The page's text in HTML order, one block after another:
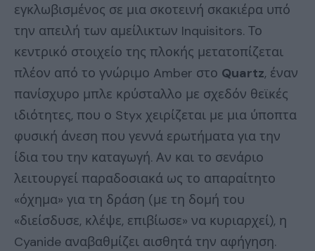
εγκλωβισμένος σε μια σκοτεινή σκακιέρα υπό
την απειλή των αμείλικτων Inquisitors. Το
κεντρικό στοιχείο της πλοκής μετατοπίζεται
πλέον από το γνώριμο Amber στο Quartz, έναν
πανίσχυρο μπλε κρύσταλλο με σχεδόν θεϊκές
ιδιότητες, που ο Styx χειρίζεται με μια ύποπτα
φυσική άνεση που γεννά ερωτήματα για την
ίδια του την καταγωγή. Αν και το σενάριο
λειτουργεί παραδοσιακά ως το απαραίτητο
«όχημα» για τη δράση (με τη δομή του
«διείσδυσε, κλέψε, επιβίωσε» να κυριαρχεί), η
Cyanide αναβαθμίζει αισθητά την αφήγηση.